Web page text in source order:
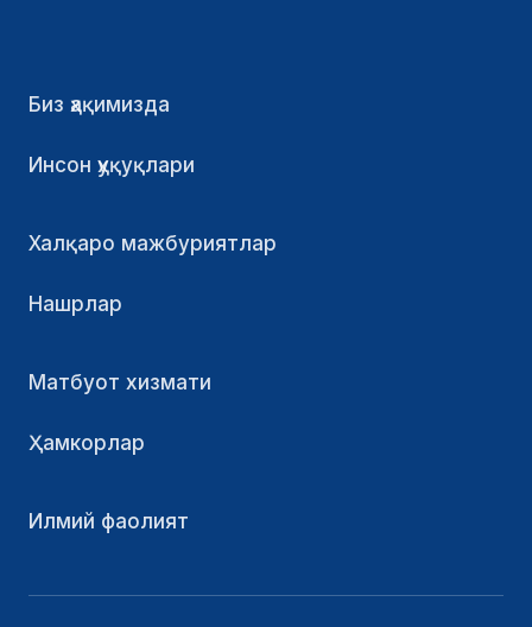
Биз ҳақимизда
Инсон ҳуқуқлари
Халқаро мажбуриятлар
Нашрлар
Матбуот хизмати
Ҳамкорлар
Илмий фаолият